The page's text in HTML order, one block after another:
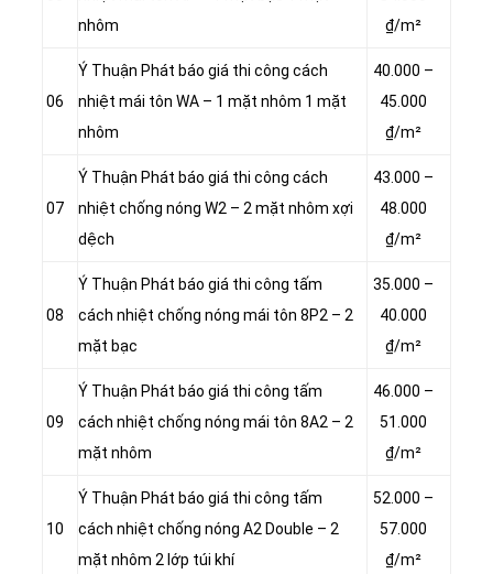
nhôm
₫/m²
06
Ý Thuận Phát báo giá thi công cách
nhiệt mái tôn WA – 1 mặt nhôm 1 mặt
nhôm
40.000 –
45.000
₫/m²
07
Ý Thuận Phát báo giá thi công cách
nhiệt chống nóng W2 – 2 mặt nhôm xợi
dệch
43.000 –
48.000
₫/m²
08
Ý Thuận Phát báo giá thi công tấm
cách nhiệt chống nóng mái tôn 8P2 – 2
mặt bạc
35.000 –
40.000
₫/m²
09
Ý Thuận Phát báo giá thi công tấm
cách nhiệt chống nóng mái tôn 8A2 – 2
mặt nhôm
46.000 –
51.000
₫/m²
10
Ý Thuận Phát báo giá thi công tấm
cách nhiệt chống nóng A2 Double – 2
mặt nhôm 2 lớp túi khí
52.000 –
57.000
₫/m²